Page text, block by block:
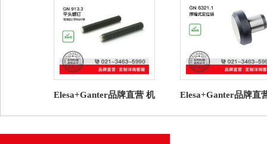
Elesa+Ganter品牌直营 机
螺钉 塑料衬垫
Elesa+Ganter品牌直
式定位销